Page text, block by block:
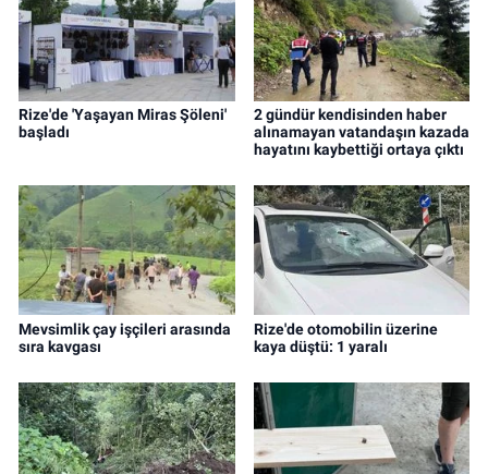
Rize'de 'Yaşayan Miras Şöleni'
başladı
2 gündür kendisinden haber
alınamayan vatandaşın kazada
hayatını kaybettiği ortaya çıktı
Mevsimlik çay işçileri arasında
sıra kavgası
Rize'de otomobilin üzerine
kaya düştü: 1 yaralı